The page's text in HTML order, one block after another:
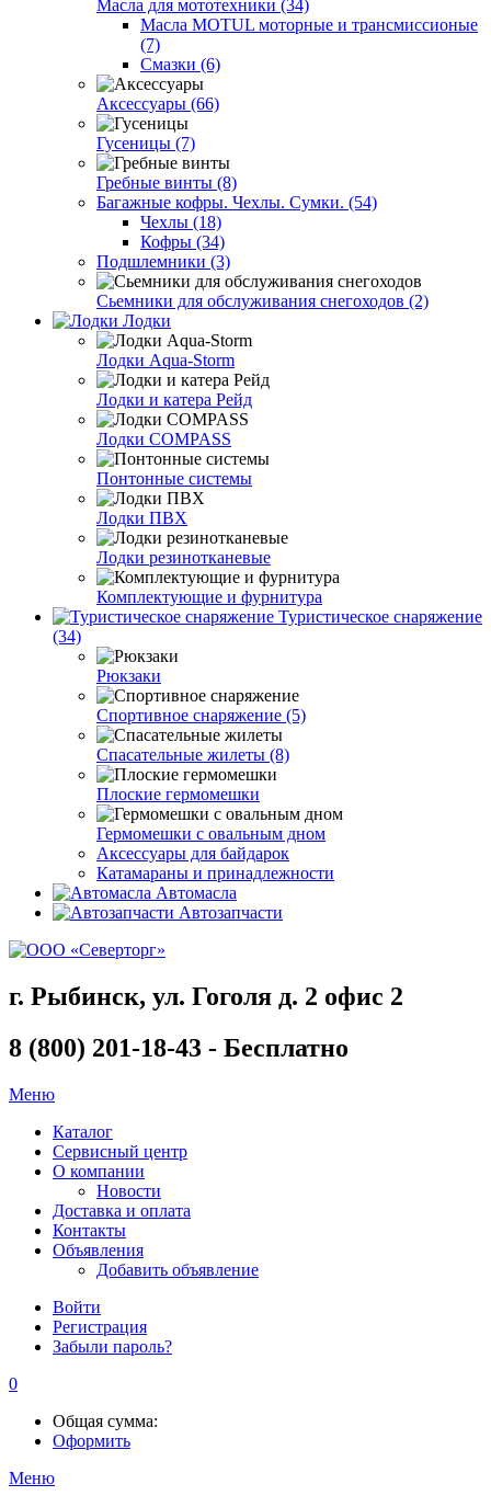
Масла для мототехники (34)
Масла MOTUL моторные и трансмиссионые
(7)
Смазки (6)
Аксессуары (66)
Гусеницы (7)
Гребные винты (8)
Багажные кофры. Чехлы. Сумки. (54)
Чехлы (18)
Кофры (34)
Подшлемники (3)
Сьемники для обслуживания снегоходов (2)
Лодки
Лодки Aqua-Storm
Лодки и катера Рейд
Лодки COMPASS
Понтонные системы
Лодки ПВХ
Лодки резинотканевые
Комплектующие и фурнитура
Туристическое снаряжение
(34)
Рюкзаки
Спортивное снаряжение (5)
Спасательные жилеты (8)
Плоские гермомешки
Гермомешки с овальным дном
Аксессуары для байдарок
Катамараны и принадлежности
Автомасла
Автозапчасти
г. Рыбинск, ул. Гоголя д. 2 офис 2
8 (800) 201-18-43 - Бесплатно
Меню
Каталог
Сервисный центр
О компании
Новости
Доставка и оплата
Контакты
Объявления
Добавить объявление
Войти
Регистрация
Забыли пароль?
0
Общая сумма:
Оформить
Меню